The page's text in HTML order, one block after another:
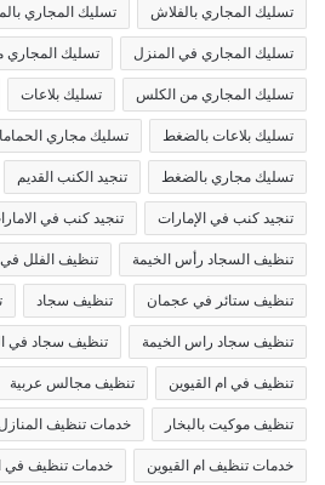
تسليك المجاري بالفلاش تسليك المجاري
تسليك المجاري في المنزل تسليك المجاري
تسليك المجاري من الكلس تسليك بلاعات
تسليك بلاعات بالضغط تسليك مجاري
تسليك مجاري بالضغط تنجيد الكنب القديم
تنجيد كنب في الإمارات تنجيد كنب في
تنظيف السجاد رأس الخيمة تنظيف الفلل في
تنظيف ستائر في عجمان تنظيف سجاد
تنظيف سجاد راس الخيمة تنظيف سجاد في
تنظيف في ام القيوين تنظيف مجالس عربية
تنظيف موكيت بالبخار خدمات تنظيف المنازل
خدمات تنظيف ام القيوين خدمات تنظيف في